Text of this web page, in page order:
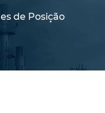
de Posição